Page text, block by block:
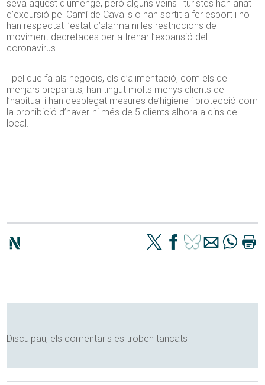
seva aquest diumenge, però alguns veïns i turistes han anat
d’excursió pel Camí de Cavalls o han sortit a fer esport i no
han respectat l’estat d’alarma ni les restriccions de
moviment decretades per a frenar l’expansió del
coronavirus.
I pel que fa als negocis, els d’alimentació, com els de
menjars preparats, han tingut molts menys clients de
l’habitual i han desplegat mesures de’higiene i protecció com
la prohibició d’haver-hi més de 5 clients alhora a dins del
local.
Disculpau, els comentaris es troben tancats